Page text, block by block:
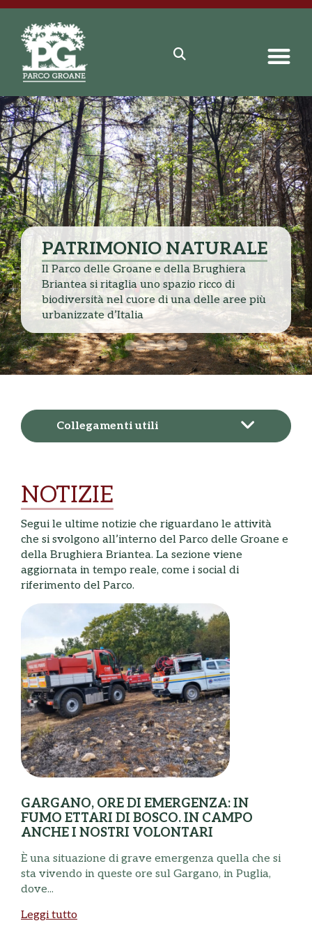
PATRIMONIO NATURALE
Il Parco delle Groane e della Brughiera
Briantea si ritaglia uno spazio ricco di
biodiversità nel cuore di una delle aree più
urbanizzate d’Italia
Collegamenti utili
NOTIZIE
Segui le ultime notizie che riguardano le attività
che si svolgono all’interno del Parco delle Groane e
della Brughiera Briantea. La sezione viene
aggiornata in tempo reale, come i social di
riferimento del Parco.
GARGANO, ORE DI EMERGENZA: IN
FUMO ETTARI DI BOSCO. IN CAMPO
ANCHE I NOSTRI VOLONTARI
È una situazione di grave emergenza quella che si
sta vivendo in queste ore sul Gargano, in Puglia,
dove...
Leggi tutto